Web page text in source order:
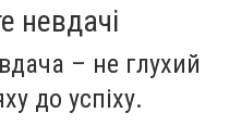
невдачі
– не глухий
до успіху.